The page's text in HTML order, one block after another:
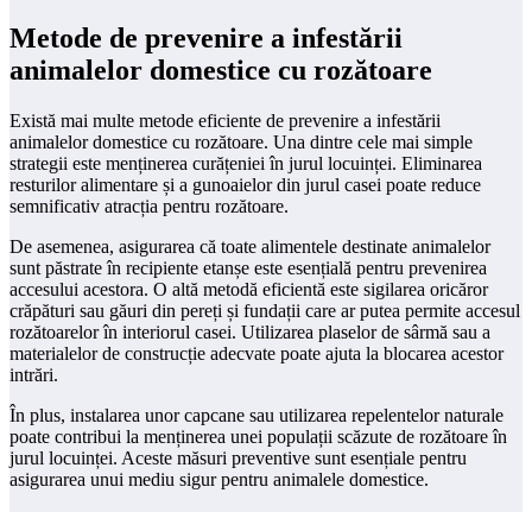
Metode de prevenire a infestării
animalelor domestice cu rozătoare
Există mai multe metode eficiente de prevenire a infestării
animalelor domestice cu rozătoare. Una dintre cele mai simple
strategii este menținerea curățeniei în jurul locuinței. Eliminarea
resturilor alimentare și a gunoaielor din jurul casei poate reduce
semnificativ atracția pentru rozătoare.
De asemenea, asigurarea că toate alimentele destinate animalelor
sunt păstrate în recipiente etanșe este esențială pentru prevenirea
accesului acestora. O altă metodă eficientă este sigilarea oricăror
crăpături sau găuri din pereți și fundații care ar putea permite accesul
rozătoarelor în interiorul casei. Utilizarea plaselor de sârmă sau a
materialelor de construcție adecvate poate ajuta la blocarea acestor
intrări.
În plus, instalarea unor capcane sau utilizarea repelentelor naturale
poate contribui la menținerea unei populații scăzute de rozătoare în
jurul locuinței. Aceste măsuri preventive sunt esențiale pentru
asigurarea unui mediu sigur pentru animalele domestice.